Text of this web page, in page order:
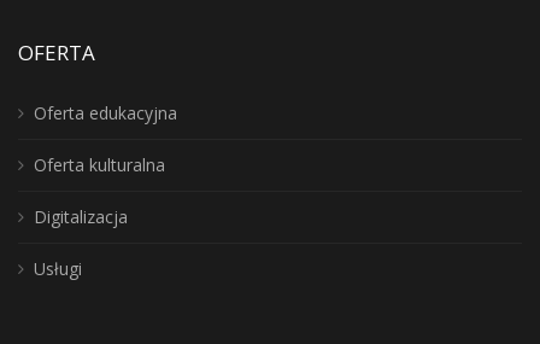
OFERTA
Oferta edukacyjna
Oferta kulturalna
Digitalizacja
Usługi